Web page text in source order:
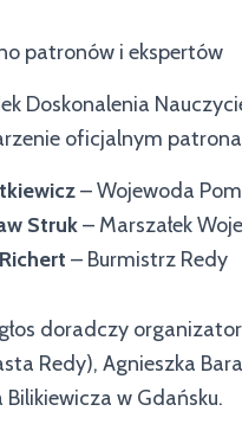
patronów i ekspertów
Doskonalenia
oficjalnym
– Wojewoda
Struk– Marszałek
– Burmistrz Redy
doradczy
Redy), Agnieszka
w Gdańsku.